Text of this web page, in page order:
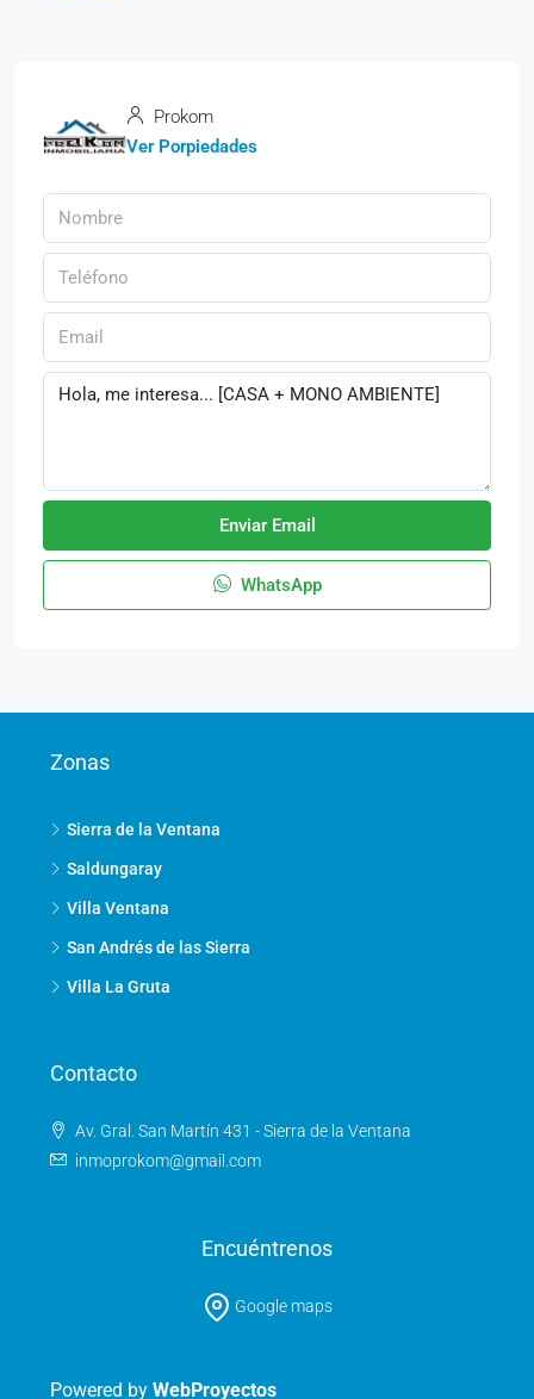
Prokom
Ver Porpiedades
Enviar Email
WhatsApp
Zonas
Sierra de la Ventana
Saldungaray
Villa Ventana
San Andrés de las Sierra
Villa La Gruta
Contacto
Av. Gral. San Martín 431 - Sierra de la Ventana
inmoprokom@gmail.com
Encuéntrenos
Google maps
Powered by WebProyectos